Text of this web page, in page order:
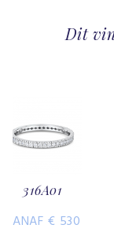
Dit
316A01
VANAF € 530